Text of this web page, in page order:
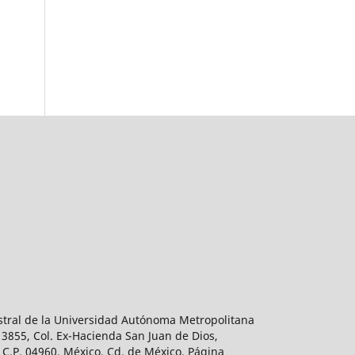
de la Universidad Autónoma Metropolitana
Col. Ex-Hacienda San Juan de Dios,
04960, México, Cd. de México. Página